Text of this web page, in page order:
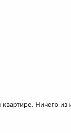
Ничего